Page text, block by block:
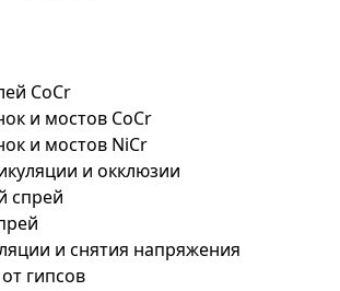
CoCr
и мостов CoCr
и мостов NiCr
и окклюзии
спрей
и снятия напряжения
гипсов